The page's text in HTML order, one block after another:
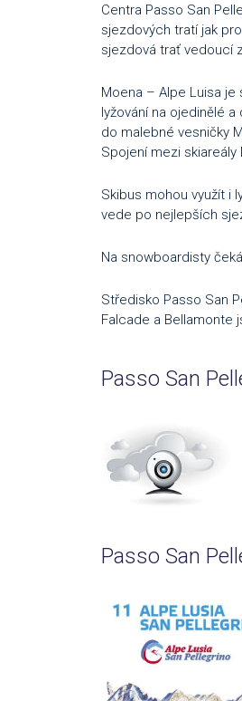
Centra Passo San
sjezdových tratí jak
sjezdová trať vedoucí
Moena – Alpe Luisa je
lyžování na ojedinělé
do malebné vesničky
Spojení mezi
Skibus mohou využít i
vede po nejlepších
Na snowboardisty
Středisko Passo San
Falcade a Bellamonte
Passo San
Passo San